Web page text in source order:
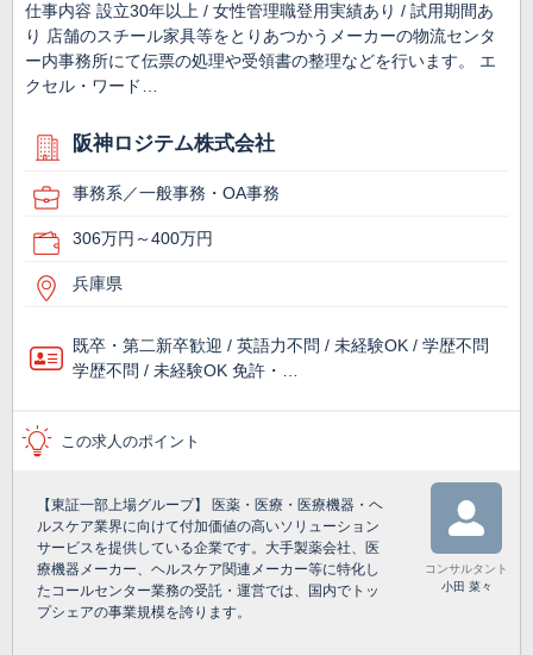
仕事内容 設立30年以上 / 女性管理職登用実績あり / 試用期間あ
り 店舗のスチール家具等をとりあつかうメーカーの物流センタ
ー内事務所にて伝票の処理や受領書の整理などを行います。 エ
クセル・ワード…
阪神ロジテム株式会社
事務系／一般事務・OA事務
306万円～400万円
兵庫県
既卒・第二新卒歓迎 / 英語力不問 / 未経験OK / 学歴不問
学歴不問 / 未経験OK 免許・…
この求人のポイント
【東証一部上場グループ】 医薬・医療・医療機器・ヘ
ルスケア業界に向けて付加価値の高いソリューション
サービスを提供している企業です。大手製薬会社、医
療機器メーカー、ヘルスケア関連メーカー等に特化し
たコールセンター業務の受託・運営では、国内でトッ
プシェアの事業規模を誇ります。
コンサルタント
小田 菜々